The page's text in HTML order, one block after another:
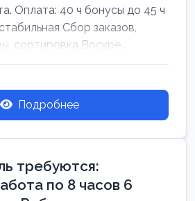
Оплата: 40 ч бонусы до 45 ч
Сбор заказов,
сортировка Воскре...
Подробнее
требуются:
по 8 часов 6